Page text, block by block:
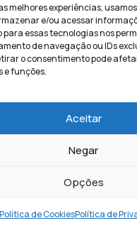
melhores experiências,
e/ou acessar
essas tecnologias nos
de navegação ou IDs
o consentimento pode
e funções.
Aceitar
Negar
Opções
Política de CookiesPolítica de
leads B2B?
»
»
email marketing passo a
lista de email marketing